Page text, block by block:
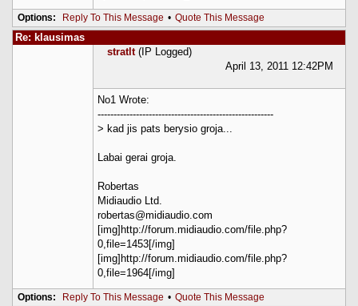
Options: Reply To This Message • Quote This Message
Re: klausimas
stratlt (IP Logged)
April 13, 2011 12:42PM
No1 Wrote:
-------------------------------------------------------
> kad jis pats berysio groja...
Labai gerai groja.
Robertas
Midiaudio Ltd.
robertas@midiaudio.com
[img]http://forum.midiaudio.com/file.php?
0,file=1453[/img]
[img]http://forum.midiaudio.com/file.php?
0,file=1964[/img]
Options: Reply To This Message • Quote This Message